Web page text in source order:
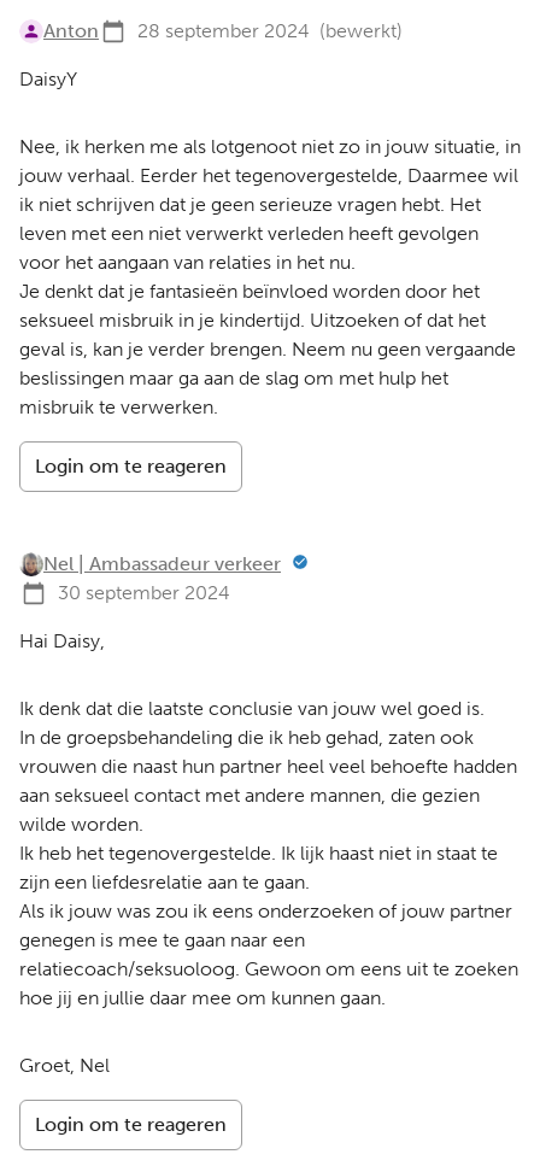
Anton 28 september 2024 (bewerkt)
DaisyY
Nee, ik herken me als lotgenoot niet zo in jouw situatie, in
jouw verhaal. Eerder het tegenovergestelde, Daarmee wil
ik niet schrijven dat je geen serieuze vragen hebt. Het
leven met een niet verwerkt verleden heeft gevolgen
voor het aangaan van relaties in het nu.
Je denkt dat je fantasieën beïnvloed worden door het
seksueel misbruik in je kindertijd. Uitzoeken of dat het
geval is, kan je verder brengen. Neem nu geen vergaande
beslissingen maar ga aan de slag om met hulp het
misbruik te verwerken.
Login om te reageren
Nel | Ambassadeur verkeer
30 september 2024
Hai Daisy,
Ik denk dat die laatste conclusie van jouw wel goed is.
In de groepsbehandeling die ik heb gehad, zaten ook
vrouwen die naast hun partner heel veel behoefte hadden
aan seksueel contact met andere mannen, die gezien
wilde worden.
Ik heb het tegenovergestelde. Ik lijk haast niet in staat te
zijn een liefdesrelatie aan te gaan.
Als ik jouw was zou ik eens onderzoeken of jouw partner
genegen is mee te gaan naar een
relatiecoach/seksuoloog. Gewoon om eens uit te zoeken
hoe jij en jullie daar mee om kunnen gaan.
Groet, Nel
Login om te reageren